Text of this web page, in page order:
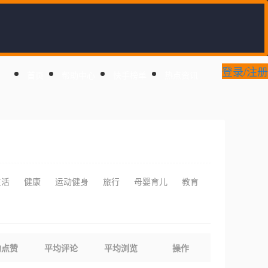
登录/注册
健康 运动健身 旅行 母婴育儿 教育
赞 平均评论 平均浏览 操作